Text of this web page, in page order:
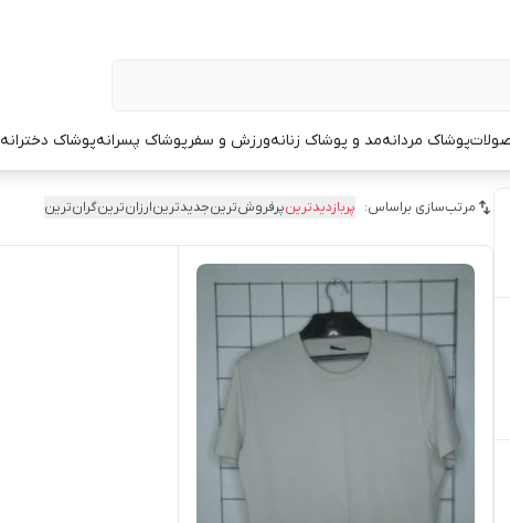
پوشاک مردانهمد و پوشاک زنانهورزش و سفرپوشاک پسرانهپوشاک دخترانه
مرتب‌سازی براساس: پربازدیدترینپرفروش‌ترینجدیدترینارزان‌ترینگران‌ترین